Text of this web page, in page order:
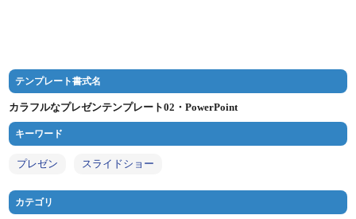
テンプレート書式名
カラフルなプレゼンテンプレート02・PowerPoint
キーワード
プレゼン スライドショー
カテゴリ